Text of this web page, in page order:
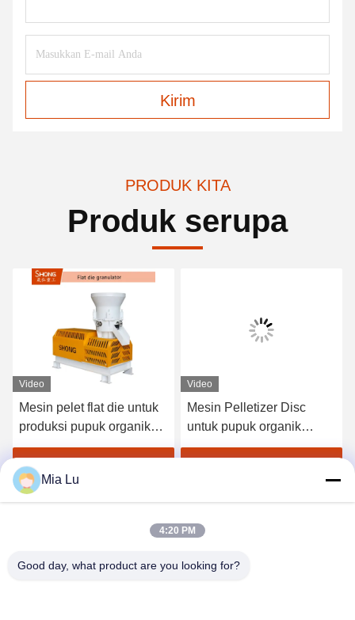
Kirim
PRODUK KITA
Produk serupa
Video
Mesin pelet flat die untuk
produksi pupuk organik
dengan kapasitas 1-4 ton
per jam dan tingkat
granulasi ≥95%
Dapatkan Harga Terbaik
Video
Mesin Pelletizer Disc
untuk pupuk organik
dengan kapasitas 1-20 ton
Mia Lu
4:20 PM
Good day, what product are you looking for?